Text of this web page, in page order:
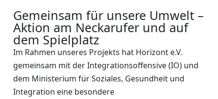
Gemeinsam für unsere Umwelt –
Aktion am Neckarufer und auf
dem Spielplatz
Im Rahmen unseres Projekts hat Horizont e.V.
gemeinsam mit der Integrationsoffensive (IO) und
dem Ministerium für Soziales, Gesundheit und
Integration eine besondere